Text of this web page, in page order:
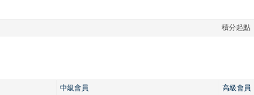
積分起點
中級會員 高級會員